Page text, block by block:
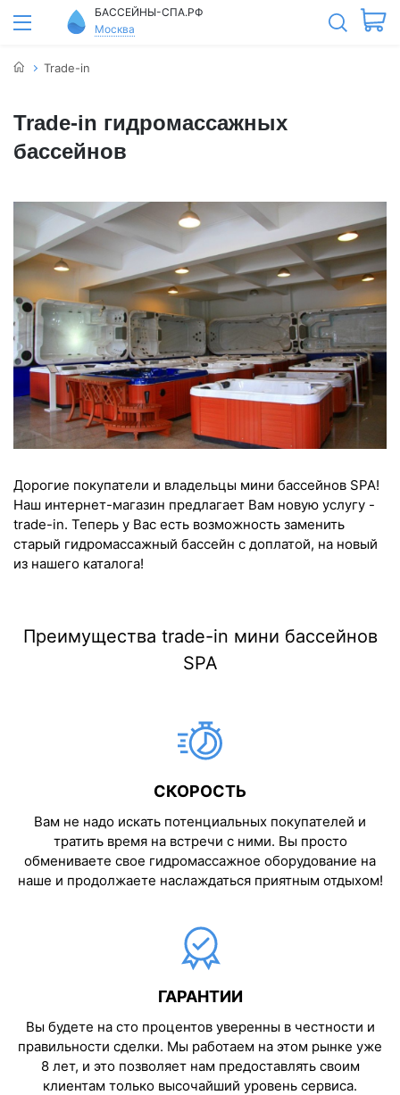
БАССЕЙНЫ-СПА.РФ
Москва
Trade-in
Trade-in гидромассажных
бассейнов
Дорогие покупатели и владельцы мини бассейнов SPA!
Наш интернет-магазин предлагает Вам новую услугу -
trade-in. Теперь у Вас есть возможность заменить
старый гидромассажный бассейн с доплатой, на новый
из нашего каталога!
Преимущества trade-in мини бассейнов
SPA
СКОРОСТЬ
Вам не надо искать потенциальных покупателей и
тратить время на встречи с ними. Вы просто
обмениваете свое гидромассажное оборудование на
наше и продолжаете наслаждаться приятным отдыхом!
ГАРАНТИИ
Вы будете на сто процентов уверенны в честности и
правильности сделки. Мы работаем на этом рынке уже
8 лет, и это позволяет нам предоставлять своим
клиентам только высочайший уровень сервиса.